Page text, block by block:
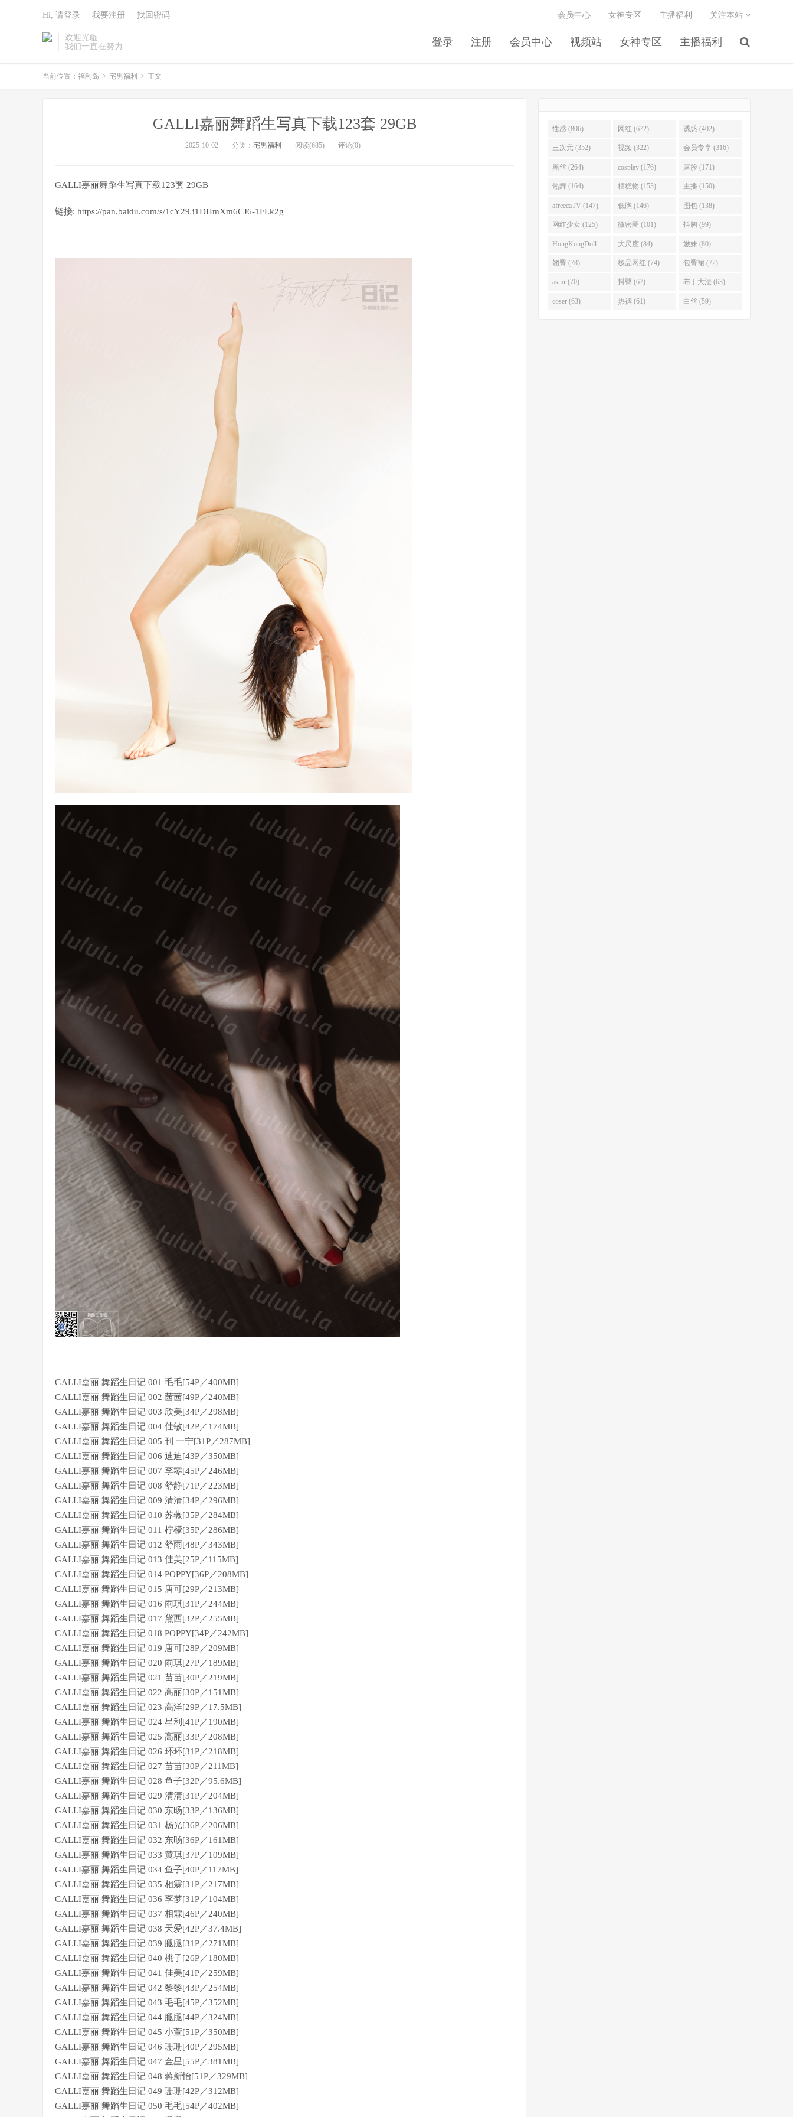
欢迎光临
我们一直在努力
登录 注册 会员中心 视频站 女神专区 主播福利
会员中心 女神专区 主播福利 关注本站
Hi, 请登录 我要注册 找回密码
当前位置： 福利岛 > 宅男福利 > 正文
GALLI嘉丽舞蹈生写真下载123套 29GB
2025-10-02 分类： 宅男福利 阅读(685) 评论(0)
GALLI嘉丽舞蹈生写真下载123套 29GB
链接: https://pan.baidu.com/s/1cY2931DHmXm6CJ6-1FLk2g
GALLI嘉丽 舞蹈生日记 001 毛毛[54P／400MB]
GALLI嘉丽 舞蹈生日记 002 茜茜[49P／240MB]
GALLI嘉丽 舞蹈生日记 003 欣美[34P／298MB]
GALLI嘉丽 舞蹈生日记 004 佳敏[42P／174MB]
GALLI嘉丽 舞蹈生日记 005 刊 一宁[31P／287MB]
GALLI嘉丽 舞蹈生日记 006 迪迪[43P／350MB]
GALLI嘉丽 舞蹈生日记 007 李零[45P／246MB]
GALLI嘉丽 舞蹈生日记 008 舒静[71P／223MB]
GALLI嘉丽 舞蹈生日记 009 清清[34P／296MB]
GALLI嘉丽 舞蹈生日记 010 苏薇[35P／284MB]
GALLI嘉丽 舞蹈生日记 011 柠檬[35P／286MB]
GALLI嘉丽 舞蹈生日记 012 舒雨[48P／343MB]
GALLI嘉丽 舞蹈生日记 013 佳美[25P／115MB]
GALLI嘉丽 舞蹈生日记 014 POPPY[36P／208MB]
GALLI嘉丽 舞蹈生日记 015 唐可[29P／213MB]
GALLI嘉丽 舞蹈生日记 016 雨琪[31P／244MB]
GALLI嘉丽 舞蹈生日记 017 黛西[32P／255MB]
GALLI嘉丽 舞蹈生日记 018 POPPY[34P／242MB]
GALLI嘉丽 舞蹈生日记 019 唐可[28P／209MB]
GALLI嘉丽 舞蹈生日记 020 雨琪[27P／189MB]
GALLI嘉丽 舞蹈生日记 021 苗苗[30P／219MB]
GALLI嘉丽 舞蹈生日记 022 高丽[30P／151MB]
GALLI嘉丽 舞蹈生日记 023 高洋[29P／17.5MB]
GALLI嘉丽 舞蹈生日记 024 星利[41P／190MB]
GALLI嘉丽 舞蹈生日记 025 高丽[33P／208MB]
GALLI嘉丽 舞蹈生日记 026 环环[31P／218MB]
GALLI嘉丽 舞蹈生日记 027 苗苗[30P／211MB]
GALLI嘉丽 舞蹈生日记 028 鱼子[32P／95.6MB]
GALLI嘉丽 舞蹈生日记 029 清清[31P／204MB]
GALLI嘉丽 舞蹈生日记 030 东旸[33P／136MB]
GALLI嘉丽 舞蹈生日记 031 杨光[36P／206MB]
GALLI嘉丽 舞蹈生日记 032 东旸[36P／161MB]
GALLI嘉丽 舞蹈生日记 033 黄琪[37P／109MB]
GALLI嘉丽 舞蹈生日记 034 鱼子[40P／117MB]
GALLI嘉丽 舞蹈生日记 035 相霖[31P／217MB]
GALLI嘉丽 舞蹈生日记 036 李梦[31P／104MB]
GALLI嘉丽 舞蹈生日记 037 相霖[46P／240MB]
GALLI嘉丽 舞蹈生日记 038 天爱[42P／37.4MB]
GALLI嘉丽 舞蹈生日记 039 腿腿[31P／271MB]
GALLI嘉丽 舞蹈生日记 040 桃子[26P／180MB]
GALLI嘉丽 舞蹈生日记 041 佳美[41P／259MB]
GALLI嘉丽 舞蹈生日记 042 黎黎[43P／254MB]
GALLI嘉丽 舞蹈生日记 043 毛毛[45P／352MB]
GALLI嘉丽 舞蹈生日记 044 腿腿[44P／324MB]
GALLI嘉丽 舞蹈生日记 045 小萱[51P／350MB]
GALLI嘉丽 舞蹈生日记 046 珊珊[40P／295MB]
GALLI嘉丽 舞蹈生日记 047 金星[55P／381MB]
GALLI嘉丽 舞蹈生日记 048 蒋新怡[51P／329MB]
GALLI嘉丽 舞蹈生日记 049 珊珊[42P／312MB]
GALLI嘉丽 舞蹈生日记 050 毛毛[54P／402MB]
性感 (806) 网红 (672) 诱惑 (402)
三次元 (352) 视频 (322) 会员专享 (316)
黑丝 (264) cosplay (176) 露脸 (171)
热舞 (164) 糟糕物 (153) 主播 (150)
afreecaTV (147) 低胸 (146) 图包 (138)
网红少女 (125) 微密圈 (101) 抖胸 (99)
HongKongDoll
(92)
大尺度 (84) 嫩妹 (80)
翘臀 (78) 极品网红 (74) 包臀裙 (72)
asmr (70) 抖臀 (67) 布丁大法 (63)
coser (63) 热裤 (61) 白丝 (59)